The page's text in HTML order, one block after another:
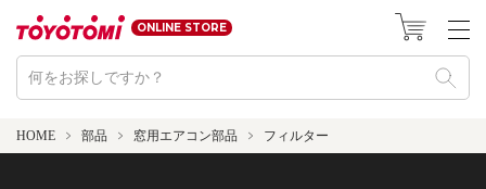
ONLINE STORE
HOME 部品 窓用エアコン部品 フィルター